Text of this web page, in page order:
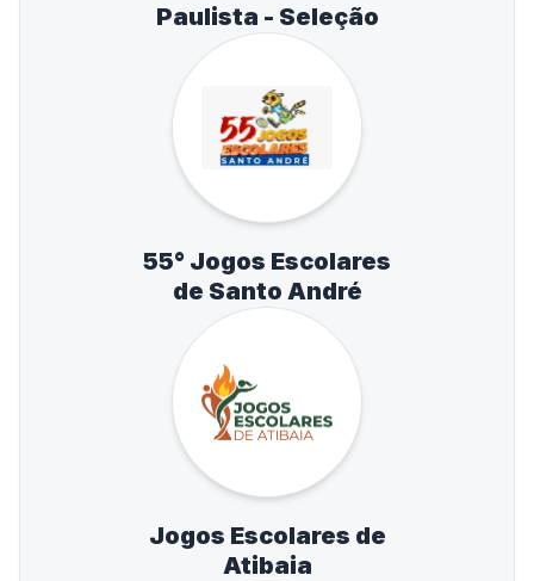
Paulista - Seleção
55° Jogos Escolares
de Santo André
Jogos Escolares de
Atibaia